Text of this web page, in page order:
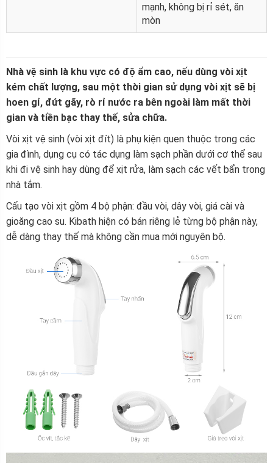
mạnh, không bị rỉ sét, ăn
mòn
Nhà vệ sinh là khu vực có độ ẩm cao, nếu dùng vòi xịt
kém chất lượng, sau một thời gian sử dụng vòi xịt sẽ bị
hoen gỉ, đứt gãy, rò rỉ nước ra bên ngoài làm mất thời
gian và tiền bạc thay thế, sửa chữa.
Vòi xịt vệ sinh (vòi xịt đít) là phụ kiện quen thuộc trong các
gia đình, dụng cụ có tác dụng làm sạch phần dưới cơ thể sau
khi đi vệ sinh hay dùng để xịt rửa, làm sạch các vết bẩn trong
nhà tắm.
Cấu tạo vòi xịt gồm 4 bộ phận: đầu vòi, dây vòi, giá cài và
gioăng cao su. Kibath hiện có bán riêng lẻ từng bộ phận này,
dễ dàng thay thế mà không cần mua mới nguyên bộ.